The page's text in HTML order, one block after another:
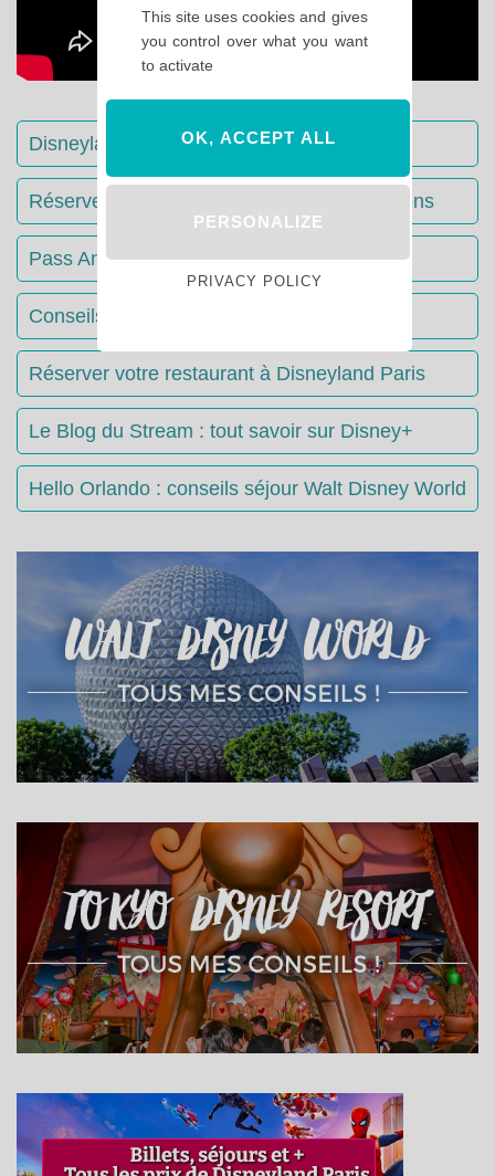
Disneyland Paris : Le guide complet
Réserver votre séjour : toutes les informations
Pass Annuels Disney : informations
Conseils & Astuces Disneyland Paris
Réserver votre restaurant à Disneyland Paris
Le Blog du Stream : tout savoir sur Disney+
Hello Orlando : conseils séjour Walt Disney World
This site uses cookies and gives
you control over what you want
to activate
OK, ACCEPT ALL
PERSONALIZE
PRIVACY POLICY